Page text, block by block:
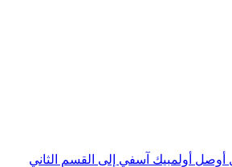
أوصل أولمبيك آسفي إلى القسم الثاني